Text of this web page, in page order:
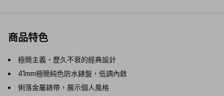
商品特色
極簡主義，歷久不衰的經典設計
41mm極簡純色防水錶盤，低調內斂
俐落金屬錶帶，展示個人風格